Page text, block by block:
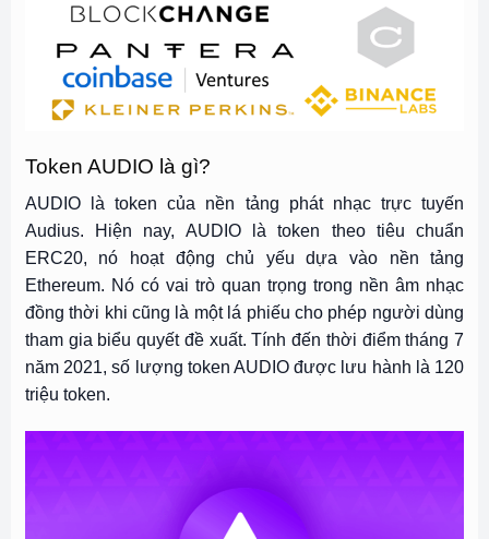
Token AUDIO là gì?
AUDIO là token của nền tảng phát nhạc trực tuyến
Audius. Hiện nay, AUDIO là token theo tiêu chuẩn
ERC20, nó hoạt động chủ yếu dựa vào nền tảng
Ethereum. Nó có vai trò quan trọng trong nền âm nhạc
đồng thời khi cũng là một lá phiếu cho phép người dùng
tham gia biểu quyết đề xuất. Tính đến thời điểm tháng 7
năm 2021, số lượng token AUDIO được lưu hành là 120
triệu token.